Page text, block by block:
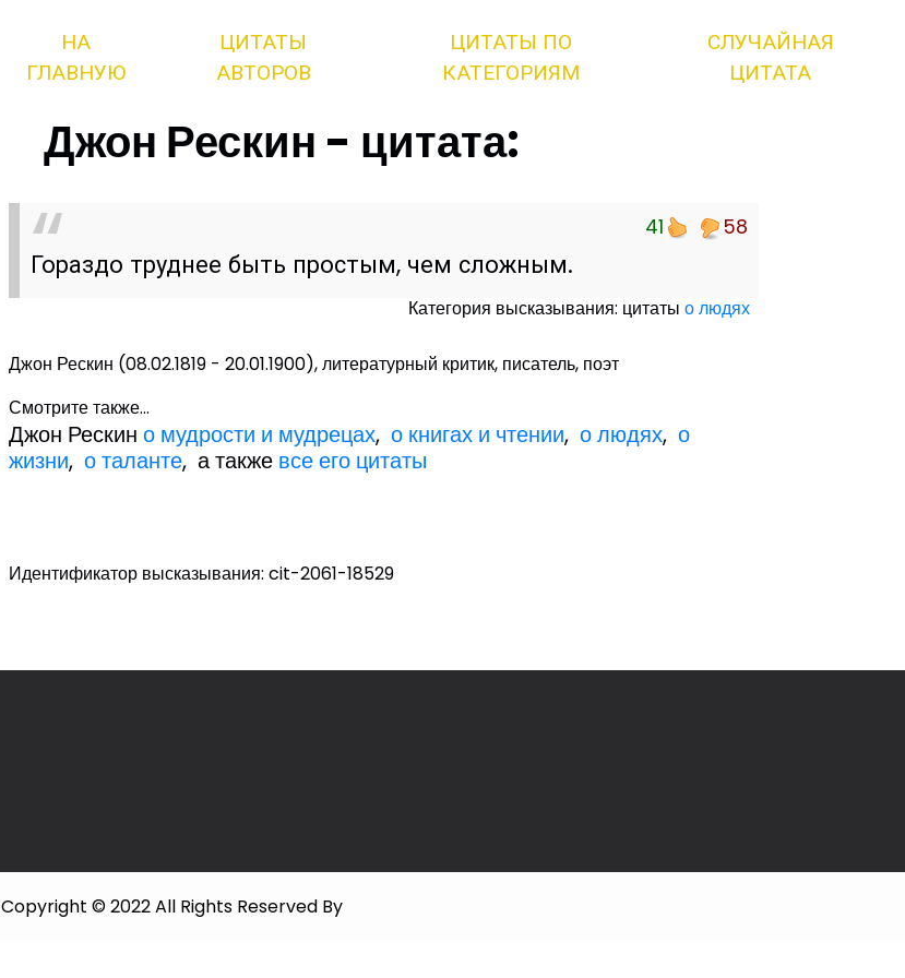
НА
ГЛАВНУЮ
ЦИТАТЫ
АВТОРОВ
ЦИТАТЫ ПО
КАТЕГОРИЯМ
СЛУЧАЙНАЯ
ЦИТАТА
Джон Рескин - цитата:
41 58
Гораздо труднее быть простым, чем сложным.
Категория высказывания: цитаты о людях
Джон Рескин (08.02.1819 - 20.01.1900), литературный критик, писатель, поэт
Смотрите также...
Джон Рескино мудрости и мудрецах,о книгах и чтении,о людях,о
жизни,о таланте, а также все его цитаты
Идентификатор высказывания: cit-2061-18529
Copyright © 2022 All Rights Reserved By